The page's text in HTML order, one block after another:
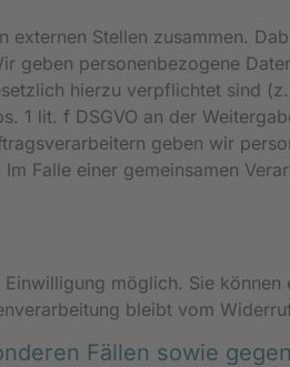
Stellen zusammen.
geben personenbezogene
hierzu verpflichtet sind
1 lit. f DSGVO an der
geben wir
Falle einer gemeinsamen
möglich. Sie
bleibt vom
Fällen sowie